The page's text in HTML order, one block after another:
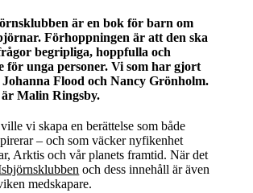
är en bok för barn om
Förhoppningen är att den ska
begripliga, hoppfulla och
för unga personer. Vi som har gjort
Flood och Nancy Grönholm.
Malin Ringsby.
vi skapa en berättelse som både
– och som väcker nyfikenhet
Arktis och vår planets framtid. När det
och dess innehåll är även
medskapare.